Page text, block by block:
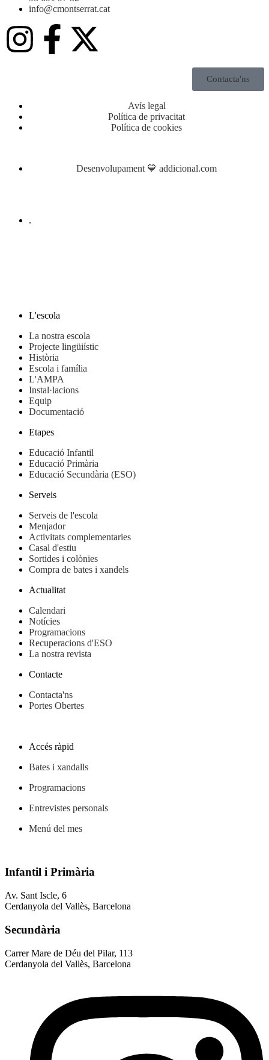
info@cmontserrat.cat
Contacta'ns
Avís legal
Política de privacitat
Política de cookies
Desenvolupament 💙 addicional.com
.
L'escola
La nostra escola
Projecte lingüiístic
Història
Escola i família
L'AMPA
Instal·lacions
Equip
Documentació
Etapes
Educació Infantil
Educació Primària
Educació Secundària (ESO)
Serveis
Serveis de l'escola
Menjador
Activitats complementaries
Casal d'estiu
Sortides i colònies
Compra de bates i xandels
Actualitat
Calendari
Notícies
Programacions
Recuperacions d'ESO
La nostra revista
Contacte
Contacta'ns
Portes Obertes
Accés ràpid
Bates i xandalls
Programacions
Entrevistes personals
Menú del mes
Infantil i Primària
Av. Sant Iscle, 6
Cerdanyola del Vallès, Barcelona
Secundària
Carrer Mare de Déu del Pilar, 113
Cerdanyola del Vallès, Barcelona